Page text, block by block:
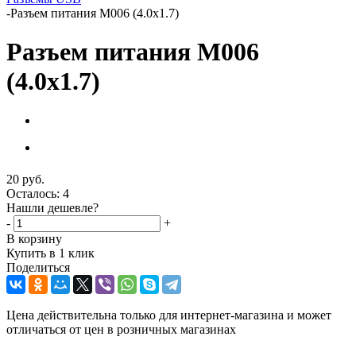
-Разъем питания M006 (4.0x1.7)
Разъем питания M006
(4.0x1.7)
20 руб.
Осталось: 4
Нашли дешевле?
-
+
В корзину
Купить в 1 клик
Поделиться
Цена действительна только для интернет-магазина и может
отличаться от цен в розничных магазинах